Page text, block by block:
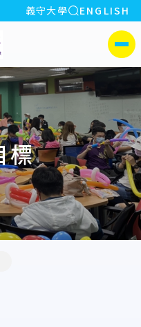
:::
義守大學 全站搜索
ENGLISH
義守大學運動科技與休閒
側選單
標